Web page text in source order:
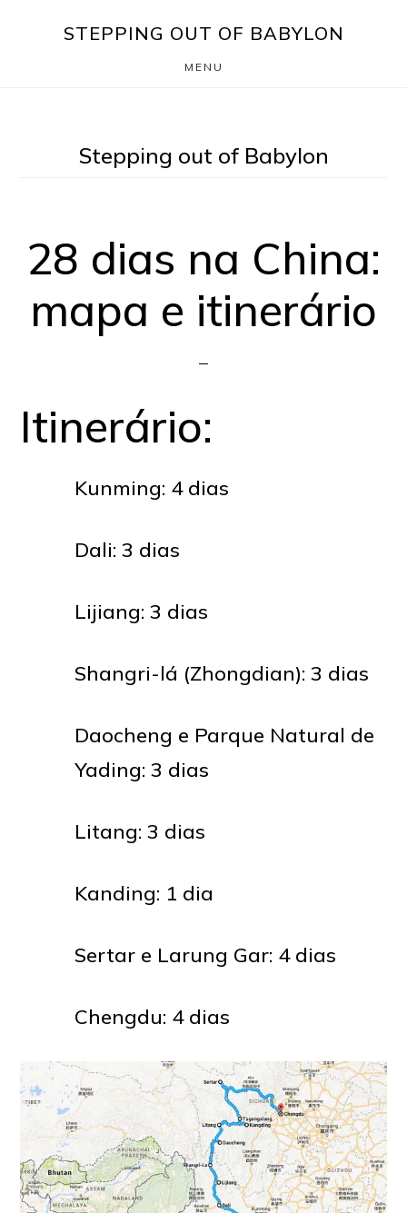
STEPPING OUT OF BABYLON
MENU
Stepping out of Babylon
28 dias na China:
mapa e itinerário
Itinerário:
Kunming: 4 dias
Dali: 3 dias
Lijiang: 3 dias
Shangri-lá (Zhongdian): 3 dias
Daocheng e Parque Natural de
Yading: 3 dias
Litang: 3 dias
Kanding: 1 dia
Sertar e Larung Gar: 4 dias
Chengdu: 4 dias